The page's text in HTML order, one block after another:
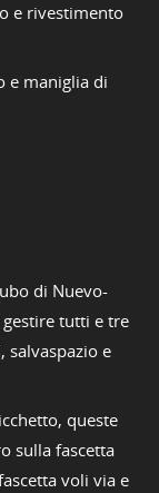
e rivestimento
e maniglia di
di Nuevo-
tutti e tre
salvaspazio e
queste
sulla fascetta
voli via e